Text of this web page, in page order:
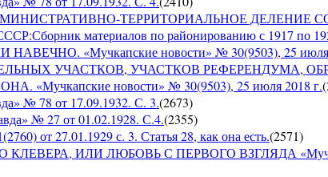
ТЕРРИТОРИАЛЬНОЕ ДЕЛЕНИЕ
материалов по районированию с 1917 по
«Мучкапские новости» № 30(9503), 25 июля
УЧАСТКОВ, УЧАСТКОВ РЕФЕРЕНДУМА,
«Мучкапские новости» № 30(9503), 25 июля 2018 г.(
№ 78 от 17.09.1932. С. 3.(2673)
№ 27 от 01.02.1928. С.4.(2355)
от 27.01.1929 с. 3. Статья 28, как она есть.(2571)
ИЛИ ЛЮБОВЬ С ПЕРВОГО ВЗГЛЯДА